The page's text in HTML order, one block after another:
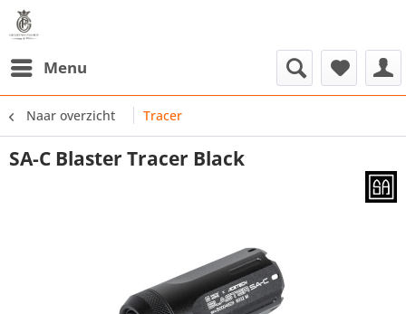
Menu
Naar overzicht Tracer
SA-C Blaster Tracer Black